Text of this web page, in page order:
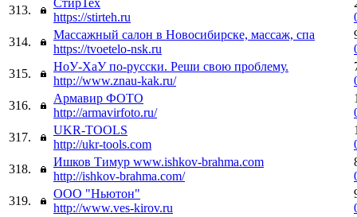
313.
https://stirteh.ru
314.
Массажный салон в Новосибирске, массаж, спа
https://tvoetelo-nsk.ru
315.
НоУ-ХаУ по-русски. Реши свою проблему.
http://www.znau-kak.ru/
316.
Армавир ФОТО
http://armavirfoto.ru/
317.
UKR-TOOLS
http://ukr-tools.com
318.
Ишков Тимур www.ishkov-brahma.com
http://ishkov-brahma.com/
319.
ООО "Ньютон"
http://www.ves-kirov.ru